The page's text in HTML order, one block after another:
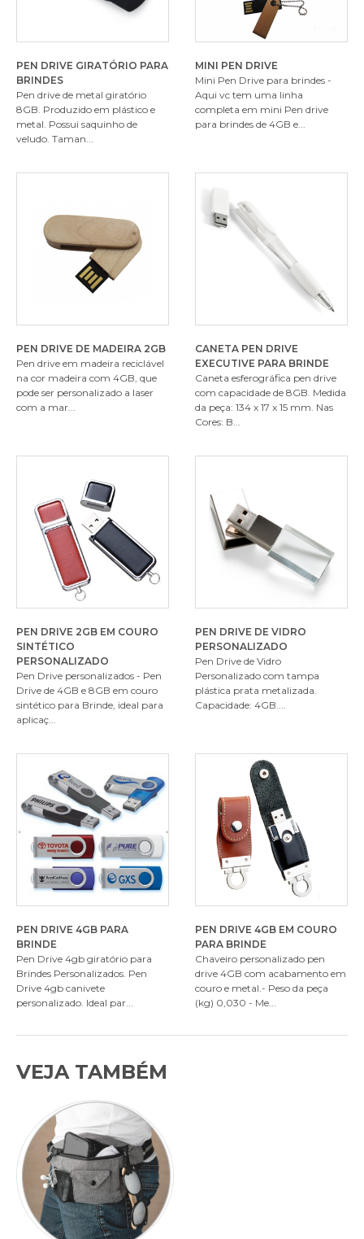
PEN DRIVE GIRATÓRIO PARA
BRINDES
Pen drive de metal giratório
8GB. Produzido em plástico e
metal. Possui saquinho de
veludo. Taman...
MINI PEN DRIVE
Mini Pen Drive para brindes -
Aqui vc tem uma linha
completa em mini Pen drive
para brindes de 4GB e...
PEN DRIVE DE MADEIRA 2GB
Pen drive em madeira reciclável
na cor madeira com 4GB, que
pode ser personalizado a laser
com a mar...
CANETA PEN DRIVE
EXECUTIVE PARA BRINDE
Caneta esferográfica pen drive
com capacidade de 8GB. Medida
da peça: 134 x 17 x 15 mm. Nas
Cores: B...
PEN DRIVE 2GB EM COURO
SINTÉTICO
PERSONALIZADO
Pen Drive personalizados - Pen
Drive de 4GB e 8GB em couro
sintético para Brinde, ideal para
aplicaç...
PEN DRIVE DE VIDRO
PERSONALIZADO
Pen Drive de Vidro
Personalizado com tampa
plástica prata metalizada.
Capacidade: 4GB....
PEN DRIVE 4GB PARA
BRINDE
Pen Drive 4gb giratório para
Brindes Personalizados. Pen
Drive 4gb canivete
personalizado. Ideal par...
PEN DRIVE 4GB EM COURO
PARA BRINDE
Chaveiro personalizado pen
drive 4GB com acabamento em
couro e metal.- Peso da peça
(kg) 0,030 - Me...
VEJA TAMBÉM